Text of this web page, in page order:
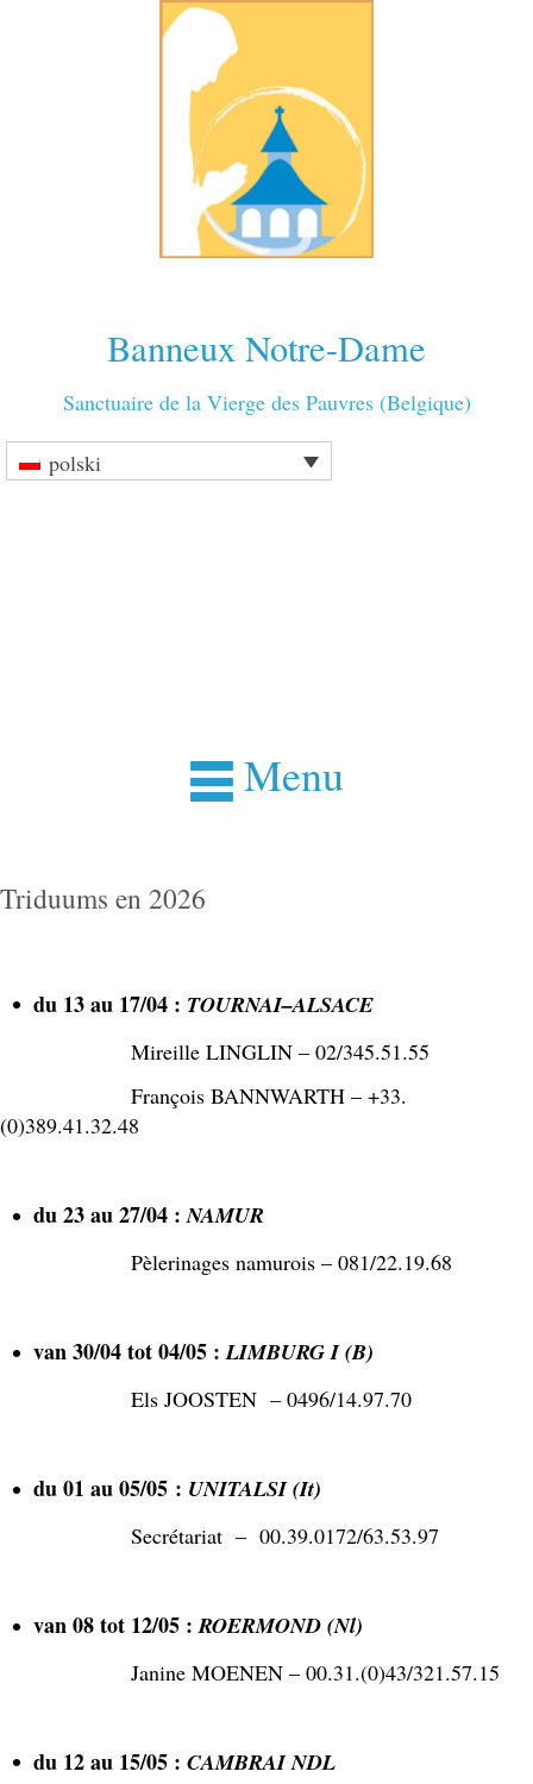
Banneux Notre-Dame
Sanctuaire de la Vierge des Pauvres (Belgique)
polski
Menu
Triduums en 2026
du 13 au 17/04 : TOURNAI–ALSACE
Mireille LINGLIN – 02/345.51.55
François BANNWARTH – +33.
(0)389.41.32.48
du 23 au 27/04 :NAMUR
Pèlerinages namurois – 081/22.19.68
van 30/04 tot 04/05 :LIMBURG I (B)
Els JOOSTEN – 0496/14.97.70
du 01 au 05/05 : UNITALSI (It)
Secrétariat – 00.39.0172/63.53.97
van 08 tot 12/05 :ROERMOND (Nl)
Janine MOENEN – 00.31.(0)43/321.57.15
du 12 au 15/05 : CAMBRAI NDL